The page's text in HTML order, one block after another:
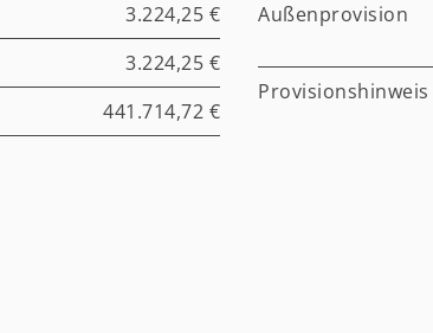
3.224,25 €
3.224,25 €
441.714,72 €
Außenprovision
Provisionshinweis